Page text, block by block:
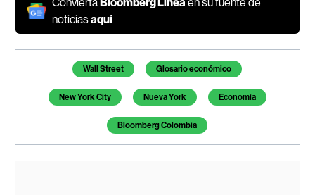
noticiasaquí
Temas de este artículo
Wall Street Glosario económico
New York City Nueva York Economía
Bloomberg Colombia